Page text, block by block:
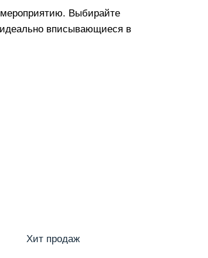
Выбирайте
вписывающиеся в
Хит продаж